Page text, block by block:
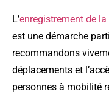
L’enregistrement de
est une démarche
recommandons
déplacements et
personnes à mobilité